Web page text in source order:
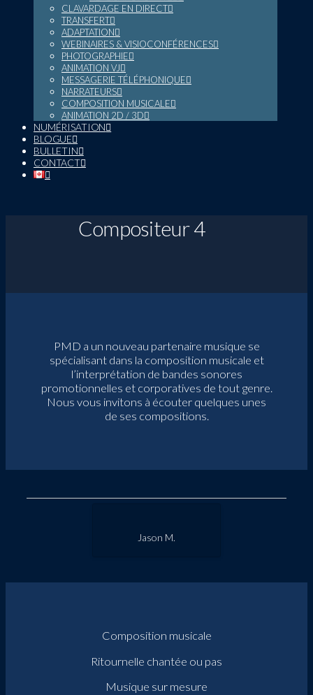
CLAVARDAGE EN DIRECT
TRANSFERT
ADAPTATION
WEBINAIRES & VISIOCONFÉRENCES
PHOTOGRAPHIE
ANIMATION VJ
MESSAGERIE TÉLÉPHONIQUE
NARRATEURS
COMPOSITION MUSICALE
ANIMATION 2D / 3D
NUMÉRISATION
BLOGUE
BULLETIN
CONTACT
Compositeur 4
PMD a un nouveau partenaire musique se
spécialisant dans la composition musicale et
l’interprétation de bandes sonores
promotionnelles et corporatives de tout genre.
Nous vous invitons à écouter quelques unes
de ses compositions.
Jason M.
Composition musicale
Ritournelle chantée ou pas
Musique sur mesure